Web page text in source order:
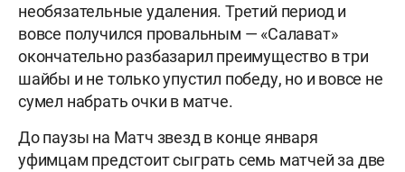
необязательные удаления. Третий период и
вовсе получился провальным — «Салават»
окончательно разбазарил преимущество в три
шайбы и не только упустил победу, но и вовсе не
сумел набрать очки в матче.
До паузы на Матч звезд в конце января
уфимцам предстоит сыграть семь матчей за две